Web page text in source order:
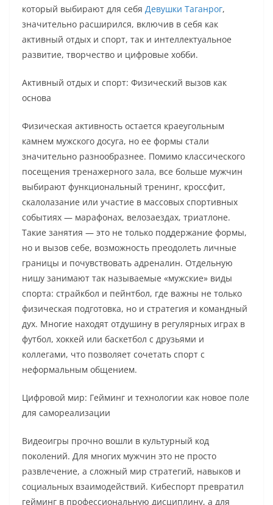
который выбирают для себя Девушки Таганрог,
значительно расширился, включив в себя как
активный отдых и спорт, так и интеллектуальное
развитие, творчество и цифровые хобби.
Активный отдых и спорт: Физический вызов как
основа
Физическая активность остается краеугольным
камнем мужского досуга, но ее формы стали
значительно разнообразнее. Помимо классического
посещения тренажерного зала, все больше мужчин
выбирают функциональный тренинг, кроссфит,
скалолазание или участие в массовых спортивных
событиях — марафонах, велозаездах, триатлоне.
Такие занятия — это не только поддержание формы,
но и вызов себе, возможность преодолеть личные
границы и почувствовать адреналин. Отдельную
нишу занимают так называемые «мужские» виды
спорта: страйкбол и пейнтбол, где важны не только
физическая подготовка, но и стратегия и командный
дух. Многие находят отдушину в регулярных играх в
футбол, хоккей или баскетбол с друзьями и
коллегами, что позволяет сочетать спорт с
неформальным общением.
Цифровой мир: Гейминг и технологии как новое поле
для самореализации
Видеоигры прочно вошли в культурный код
поколений. Для многих мужчин это не просто
развлечение, а сложный мир стратегий, навыков и
социальных взаимодействий. Кибеспорт превратил
гейминг в профессиональную дисциплину, а для